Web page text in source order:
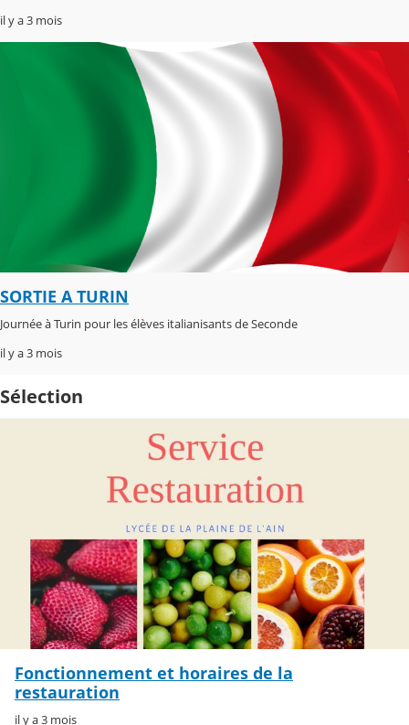
il y a 3 mois
SORTIE A TURIN
Journée à Turin pour les élèves italianisants de Seconde
il y a 3 mois
Sélection
Fonctionnement et horaires de la
restauration
il y a 3 mois